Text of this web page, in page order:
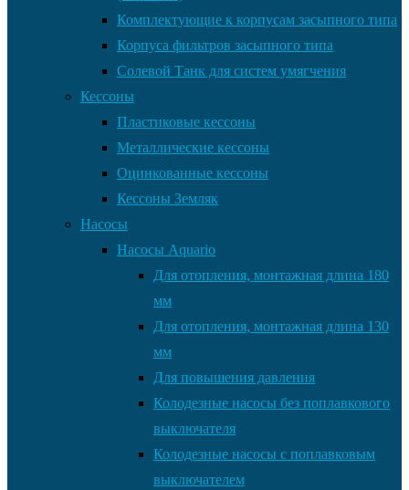
Комплектующие к корпусам засыпного типа
Корпуса фильтров засыпного типа
Солевой Танк для систем умягчения
Кессоны
Пластиковые кессоны
Металлические кессоны
Оцинкованные кессоны
Кессоны Земляк
Насосы
Насосы Aquario
Для отопления, монтажная длина 180
мм
Для отопления, монтажная длина 130
мм
Для повышения давления
Колодезные насосы без поплавкового
выключателя
Колодезные насосы с поплавковым
выключателем